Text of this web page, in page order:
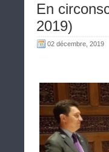
En
2019)
02 décembre, 2019